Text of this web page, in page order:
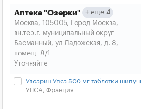
Аптека "Озерки"
еще 4
Москва, 105005, Город Москва,
вн.тер.г. муниципальный округ
Басманный, ул Ладожская, д. 8,
помещ. 8/1
Уточняйте
Упсарин Упса 500 мг таблетки
УПСА, Франция